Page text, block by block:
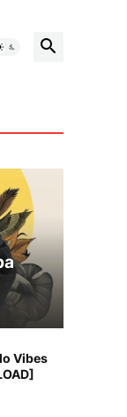
Vibes